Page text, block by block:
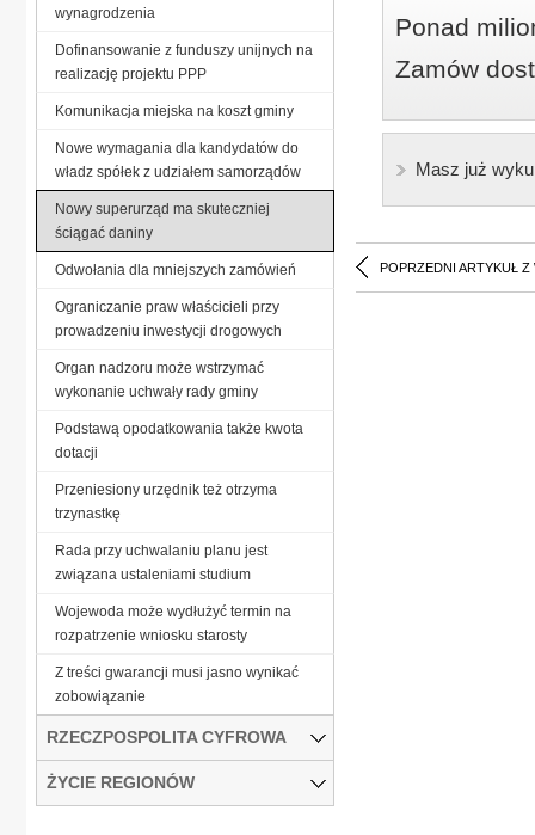
Ponad
Zamów
Masz już
POPRZEDNI ARTYKUŁ Z
wynagrodzenia
Dofinansowanie z funduszy unijnych na
realizację projektu PPP
Komunikacja miejska na koszt gminy
Nowe wymagania dla kandydatów do
władz spółek z udziałem samorządów
Nowy superurząd ma skuteczniej
ściągać daniny
Odwołania dla mniejszych zamówień
Ograniczanie praw właścicieli przy
prowadzeniu inwestycji drogowych
Organ nadzoru może wstrzymać
wykonanie uchwały rady gminy
Podstawą opodatkowania także kwota
dotacji
Przeniesiony urzędnik też otrzyma
trzynastkę
Rada przy uchwalaniu planu jest
związana ustaleniami studium
Wojewoda może wydłużyć termin na
rozpatrzenie wniosku starosty
Z treści gwarancji musi jasno wynikać
zobowiązanie
RZECZPOSPOLITA CYFROWA
ŻYCIE REGIONÓW